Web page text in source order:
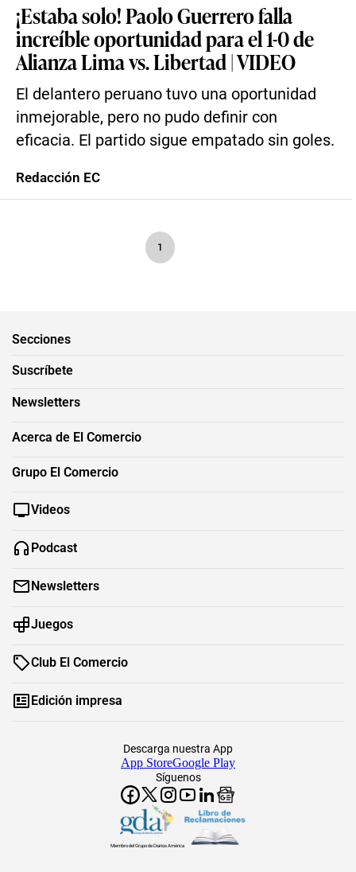
¡Estaba solo! Paolo Guerrero falla
increíble oportunidad para el 1-0 de
Alianza Lima vs. Libertad | VIDEO
El delantero peruano tuvo una oportunidad
inmejorable, pero no pudo definir con
eficacia. El partido sigue empatado sin goles.
Redacción EC
1
Secciones
Suscríbete
Newsletters
Acerca de El Comercio
Grupo El Comercio
Videos
Podcast
Newsletters
Juegos
Club El Comercio
Edición impresa
Síguenos
Descarga nuestra App
App StoreGoogle Play
Miembro del Grupo de Diarios América